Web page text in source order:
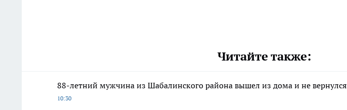
Читайте также:
88-летний мужчина из Шабалинского района вышел из дома и не вернулся
10:30